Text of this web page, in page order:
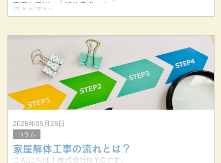
工事を手掛ける解体業者です。
続きを読む>
2025年05月28日
コラム
家屋解体工事の流れとは？
こんにちは！株式会社N.Y.Cです。